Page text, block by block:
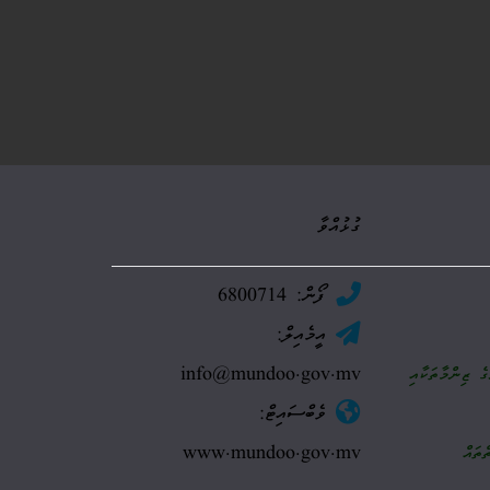
ޒިންމާތަކާއި
ގުޅުއްވާ
ފޯން: 6800714
އީމެއިލް:
info@mundoo.gov.mv
ވެބްސައިޓް:
www.mundoo.gov.mv